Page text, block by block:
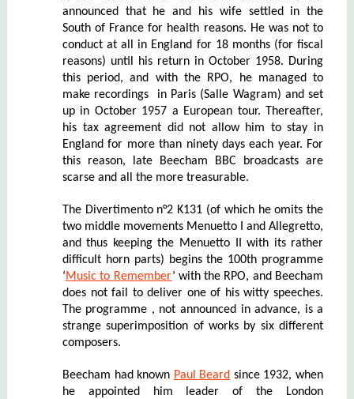
announced that he and his wife settled in the
South of France for health reasons. He was not to
conduct at all in England for 18 months (for fiscal
reasons) until his return in October 1958. During
this period, and with the RPO,
he managed to
make recordings in Paris (Salle Wagram) and set
up in October 1957 a European tour. Thereafter,
his tax agreement did not allow him to stay in
England for more than ninety days each year. For
this reason, late Beecham BBC broadcasts are
scarse and all the more treasurable.
The Divertimento n°2 K131 (of which he omits the
two middle movements Menuetto I and Allegretto,
and thus keeping the Menuetto II with its rather
difficult horn parts) begins the 100th programme
‘Music to Remember’ with the RPO, and Beecham
does not fail to deliver one of his witty speeches.
The programme , not announced in advance, is a
strange superimposition of works by six different
composers.
Beecham had known Paul Beard since 1932, when
he appointed him leader of the London